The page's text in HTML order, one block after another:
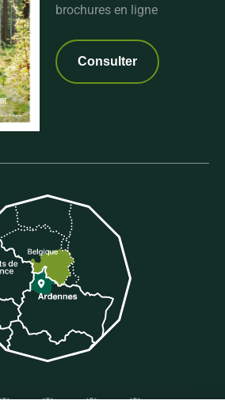
brochures en ligne
Consulter